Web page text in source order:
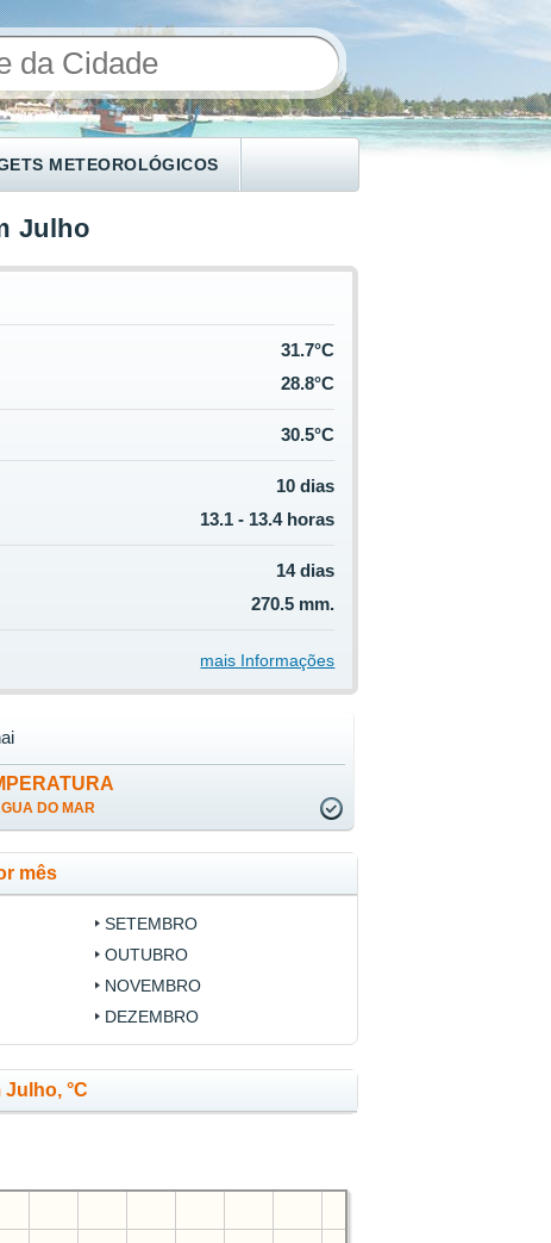
METEOROLÓGICOS
Julho
31.7°C
28.8°C
30.5°C
10 dias
13.1 - 13.4 horas
14 dias
270.5 mm.
mais Informações
DO MAR
mês
SETEMBRO
OUTUBRO
NOVEMBRO
DEZEMBRO
°C